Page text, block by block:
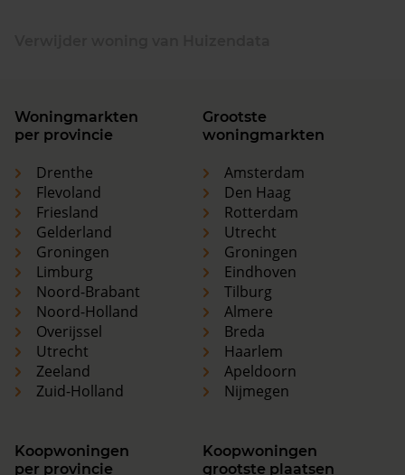
Woningmarkten
per provincie
Drenthe
Flevoland
Friesland
Gelderland
Groningen
Limburg
Noord-Brabant
Noord-Holland
Overijssel
Utrecht
Zeeland
Zuid-Holland
Grootste
woningmarkten
Amsterdam
Den Haag
Rotterdam
Utrecht
Groningen
Eindhoven
Tilburg
Almere
Breda
Haarlem
Apeldoorn
Nijmegen
Koopwoningen
per provincie
Koopwoningen
grootste plaatsen